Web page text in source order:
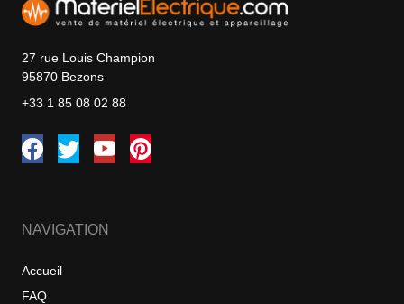
27 rue Louis Champion
95870 Bezons
+33 1 85 08 02 88
NAVIGATION
Accueil
FAQ